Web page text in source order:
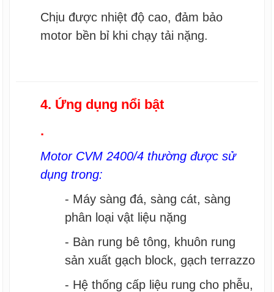
Chịu được nhiệt độ cao, đảm bảo
motor bền bỉ khi chạy tải nặng.
4. Ứng dụng nổi bật
.
Motor CVM 2400/4 thường được sử
dụng trong:
- Máy sàng đá, sàng cát, sàng
phân loại vật liệu nặng
- Bàn rung bê tông, khuôn rung
sản xuất gạch block, gạch terrazzo
- Hệ thống cấp liệu rung cho phễu,